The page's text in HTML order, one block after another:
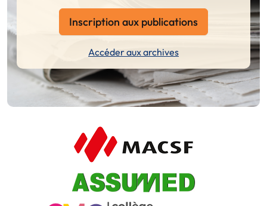
Inscription aux publications
Accéder aux archives